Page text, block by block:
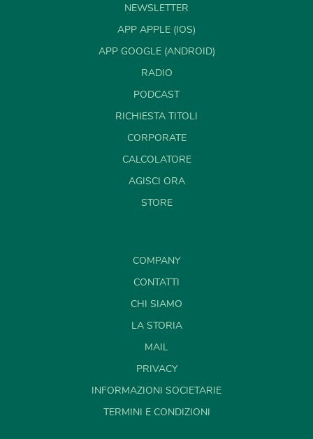
NEWSLETTER
APP APPLE (IOS)
APP GOOGLE (ANDROID)
RADIO
PODCAST
RICHIESTA TITOLI
CORPORATE
CALCOLATORE
AGISCI ORA
STORE
COMPANY
CONTATTI
CHI SIAMO
LA STORIA
MAIL
PRIVACY
INFORMAZIONI SOCIETARIE
TERMINI E CONDIZIONI